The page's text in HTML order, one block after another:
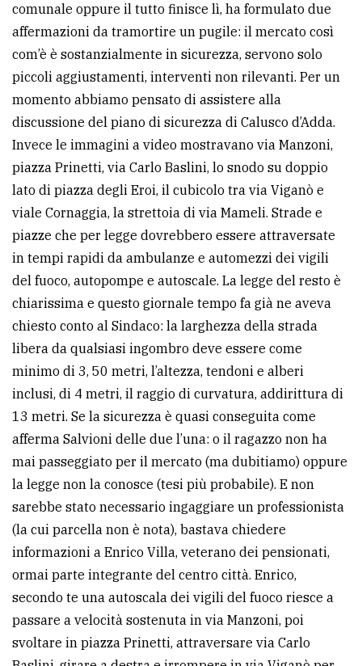
comunale oppure il tutto finisce lì, ha formulato due
affermazioni da tramortire un pugile: il mercato così
com’è è sostanzialmente in sicurezza, servono solo
piccoli aggiustamenti, interventi non rilevanti. Per un
momento abbiamo pensato di assistere alla
discussione del piano di sicurezza di Calusco d’Adda.
Invece le immagini a video mostravano via Manzoni,
piazza Prinetti, via Carlo Baslini, lo snodo su doppio
lato di piazza degli Eroi, il cubicolo tra via Viganò e
viale Cornaggia, la strettoia di via Mameli. Strade e
piazze che per legge dovrebbero essere attraversate
in tempi rapidi da ambulanze e automezzi dei vigili
del fuoco, autopompe e autoscale. La legge del resto è
chiarissima e questo giornale tempo fa già ne aveva
chiesto conto al Sindaco: la larghezza della strada
libera da qualsiasi ingombro deve essere come
minimo di 3, 50 metri, l’altezza, tendoni e alberi
inclusi, di 4 metri, il raggio di curvatura, addirittura di
13 metri. Se la sicurezza è quasi conseguita come
afferma Salvioni delle due l’una: o il ragazzo non ha
mai passeggiato per il mercato (ma dubitiamo) oppure
la legge non la conosce (tesi più probabile). E non
sarebbe stato necessario ingaggiare un professionista
(la cui parcella non è nota), bastava chiedere
informazioni a Enrico Villa, veterano dei pensionati,
ormai parte integrante del centro città. Enrico,
secondo te una autoscala dei vigili del fuoco riesce a
passare a velocità sostenuta in via Manzoni, poi
svoltare in piazza Prinetti, attraversare via Carlo